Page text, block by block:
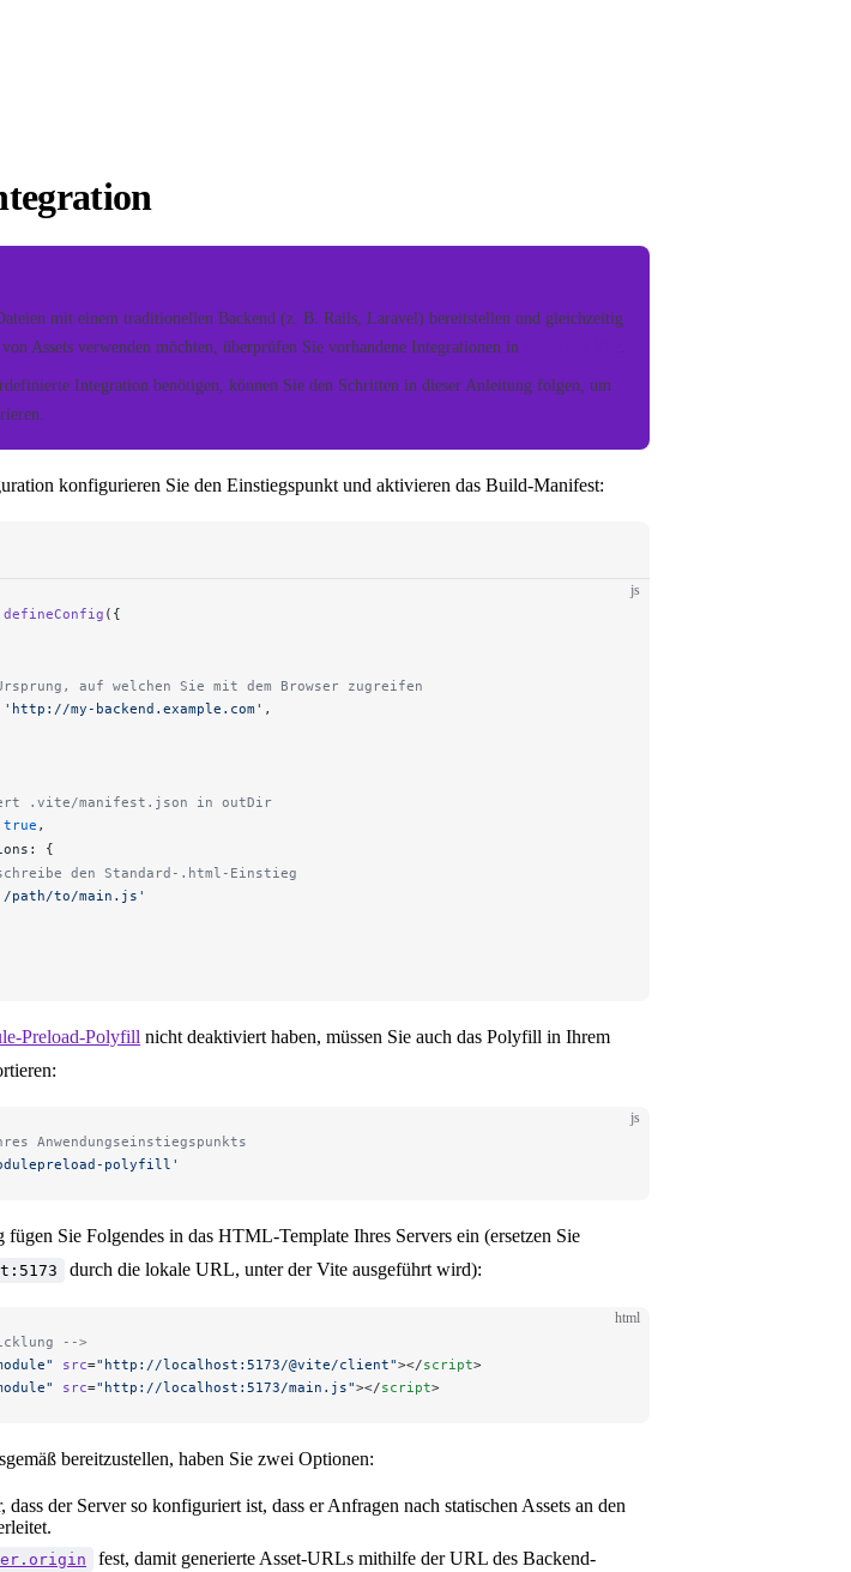
mit einem traditionellen Backend (z. B. Rails, Laravel) bereitstellen und gleichzeitig
Assets verwenden möchten, überprüfen Sie vorhandene Integrationen in
.
Integration benötigen, können Sie den Schritten in dieser Anleitung folgen, um
konfigurieren Sie den Einstiegspunkt und aktivieren das Build-Manifest:
js
defineConfig ({
auf welchen Sie mit dem Browser zugreifen
'http://my-backend.example.com' ,
.vite/manifest.json in outDir
true ,
: {
den Standard-.html-Einstieg
path/to/main.js'
Preload-Polyfill nicht deaktiviert haben, müssen Sie auch das Polyfill in Ihrem
js
Anwendungseinstiegspunkts
polyfill'
Sie Folgendes in das HTML-Template Ihres Servers ein (ersetzen Sie
durch die lokale URL, unter der Vite ausgeführt wird):
html
-->
src="http://localhost:5173/@vite/client"></script>
src="http://localhost:5173/main.js"></script>
bereitzustellen, haben Sie zwei Optionen:
dass der Server so konfiguriert ist, dass er Anfragen nach statischen Assets an den
fest, damit generierte Asset-URLs mithilfe der URL des Backend-